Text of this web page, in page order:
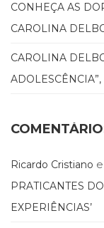
Ocupacional
(21)
e
RH
Vida
(32)
CONHEÇA AS
CAROLINA
CAROLINA
Ricardo Cristiano
PRATICANTES
EXPERIÊNCIAS’